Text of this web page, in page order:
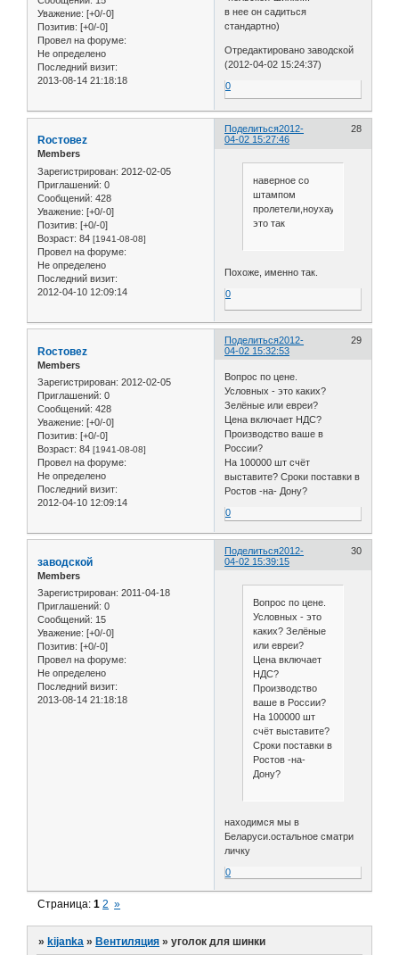
Уважение: [+0/-0]
Позитив: [+0/-0]
Провел на форуме:
Не определено
Последний визит:
2013-08-14 21:18:18
в нее он садиться
стандартно)
Отредактировано заводской
(2012-04-02 15:24:37)
0
Поделиться 28
2012-
04-02 15:27:46
Roстовеz
Members
Зарегистрирован: 2012-02-05
Приглашений: 0
Сообщений: 428
Уважение: [+0/-0]
Позитив: [+0/-0]
Возраст: 84 [1941-08-08]
Провел на форуме:
Не определено
Последний визит:
2012-04-10 12:09:14
наверное со
штампом
пролетели,ноухау
это так
Похоже, именно так.
0
Поделиться 29
2012-
04-02 15:32:53
Roстовеz
Members
Зарегистрирован: 2012-02-05
Приглашений: 0
Сообщений: 428
Уважение: [+0/-0]
Позитив: [+0/-0]
Возраст: 84 [1941-08-08]
Провел на форуме:
Не определено
Последний визит:
2012-04-10 12:09:14
Вопрос по цене.
Условных - это каких?
Зелёные или евреи?
Цена включает НДС?
Производство ваше в
России?
На 100000 шт счёт
выставите? Сроки поставки в
Ростов -на- Дону?
0
Поделиться 30
2012-
04-02 15:39:15
заводской
Members
Зарегистрирован: 2011-04-18
Приглашений: 0
Сообщений: 15
Уважение: [+0/-0]
Позитив: [+0/-0]
Провел на форуме:
Не определено
Последний визит:
2013-08-14 21:18:18
Вопрос по цене.
Условных - это
каких? Зелёные
или евреи?
Цена включает
НДС?
Производство
ваше в России?
На 100000 шт
счёт выставите?
Сроки поставки в
Ростов -на-
Дону?
находимся мы в
Беларуси.остальное сматри
личку
0
Страница:1 2 »
»kijanka »Вентиляция »уголок для шинки